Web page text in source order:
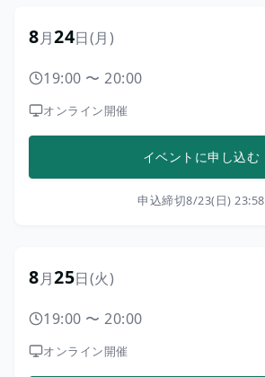
8月24日(月)
19:00 〜 20:00
オンライン開催
イベントに申し込む
申込締切8/23(日) 23:58
8月25日(火)
19:00 〜 20:00
オンライン開催